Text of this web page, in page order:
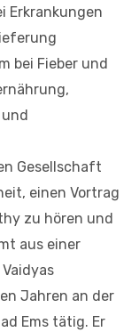
Erkrankungen
bei Fieber und
Gesellschaft
einen Vortrag
zu hören und
aus einer
Jahren an der
Ems tätig. Er